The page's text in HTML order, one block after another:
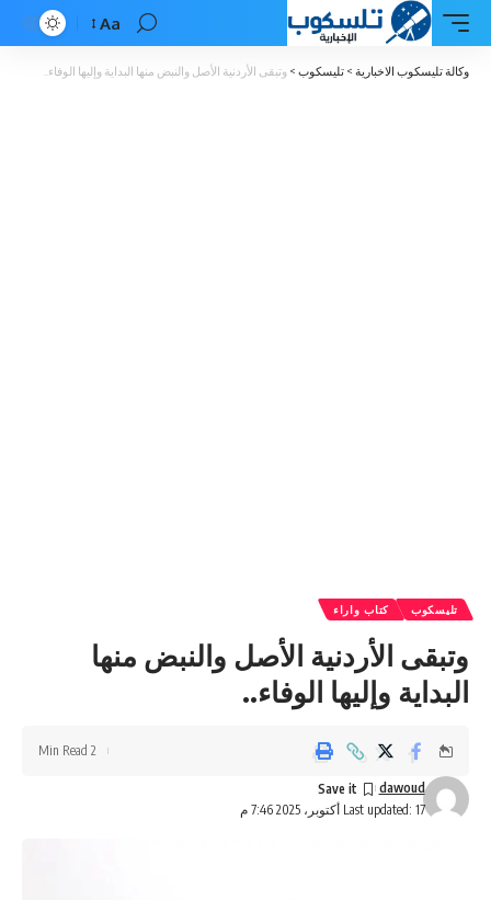
Font
Resizer
Aa
وكالة تليسكوب الاخبارية > تليسكوب > وتبقى الأردنية الأصل والنبض منها البداية وإليها الوفاء..
تليسكوب كتاب واراء
وتبقى الأردنية الأصل والنبض منها
البداية وإليها الوفاء..
Last updated: 17 أكتوبر، 2025 7:46 م
dawoud
2 Min Read